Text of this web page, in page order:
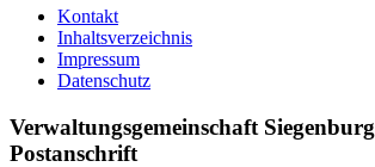
Kontakt
Inhaltsverzeichnis
Impressum
Datenschutz
Verwaltungsgemeinschaft Siegenburg
Postanschrift